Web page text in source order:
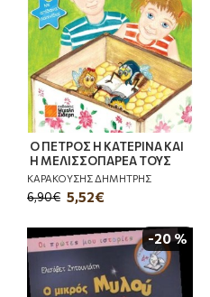
Ο ΠΕΤΡΟΣ Η ΚΑΤΕΡΙΝΑ ΚΑΙ
Η ΜΕΛΙΣΣΟΠΑΡΕΑ ΤΟΥΣ
ΚΑΡΑΚΟΥΣΗΣ ΔΗΜΗΤΡΗΣ
5,52€
6,90€
-20 %